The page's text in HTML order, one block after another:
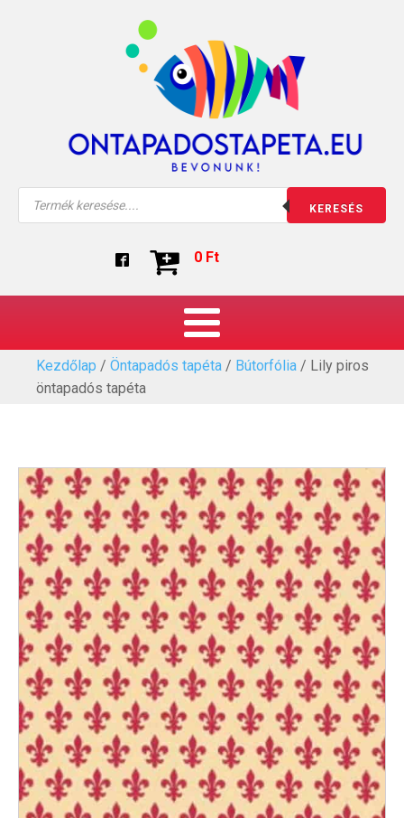
Products
KERESÉS
0 Ft
Kezdőlap / Öntapadós tapéta / Bútorfólia / Lily piros
öntapadós tapéta